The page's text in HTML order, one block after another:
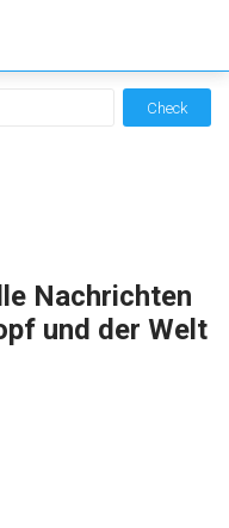
Check
Nachrichten
und der Welt